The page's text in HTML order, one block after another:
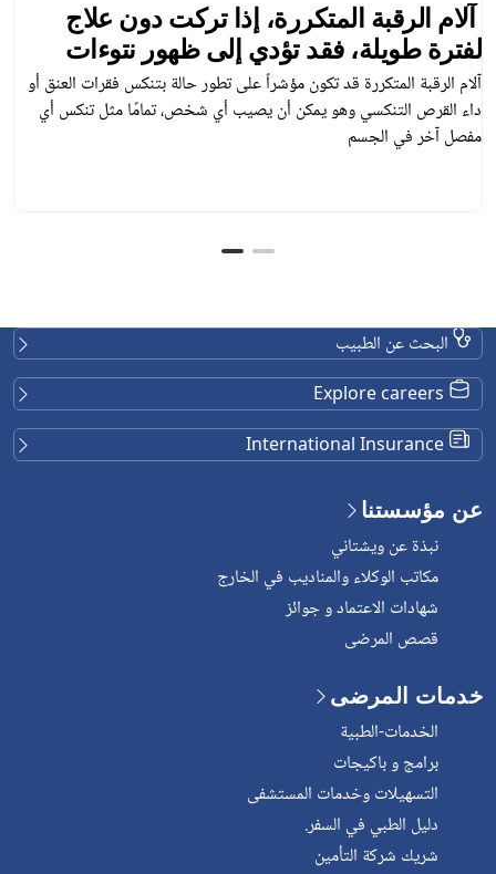
آلام الرقبة المتكررة، إذا تركت دون علاج
لفترة طويلة، فقد تؤدي إلى ظهور نتوءات
عظمية.
آلام الرقبة المتكررة قد تكون مؤشراً على تطور حالة بتنكس فقرات العنق أو
داء القرص التنكسي وهو يمكن أن يصيب أي شخص، تمامًا مثل تنكس أي
مفصل آخر في الجسم
البحث عن الطبيب
عن مؤسستنا
نبذة عن ويشتاني
مكاتب الوكلاء والمناديب في الخارج
شهادات الاعتماد و جوائز
قصص المرضى
خدمات المرضى
الخدمات-الطبية
برامج و باكيجات
التسهيلات وخدمات المستشفى
دليل الطبي في السفر.
شريك شركة التأمين